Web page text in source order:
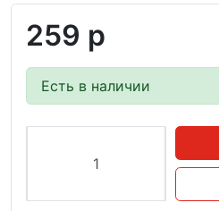
259 р
Есть в наличии